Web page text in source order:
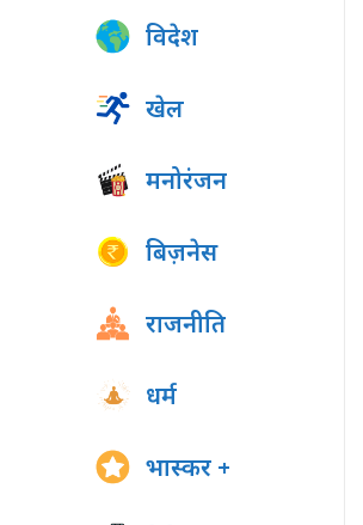
विदेश
खेल
मनोरंजन
बिज़नेस
राजनीति
धर्म
भास्कर +